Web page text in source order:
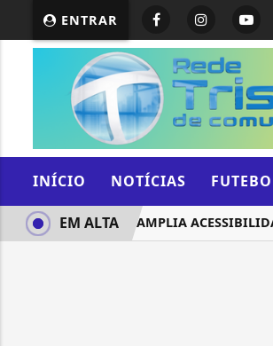
ENTRAR
INÍCIO NOTÍCIAS
PROJETO AMPLIA
EM ALTA